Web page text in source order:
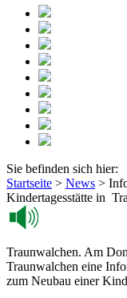
Sie befinden sich hier:
Startseite > News >
Kindertagesstätte in
Traunwalchen. Am
Traunwalchen eine
zum Neubau einer